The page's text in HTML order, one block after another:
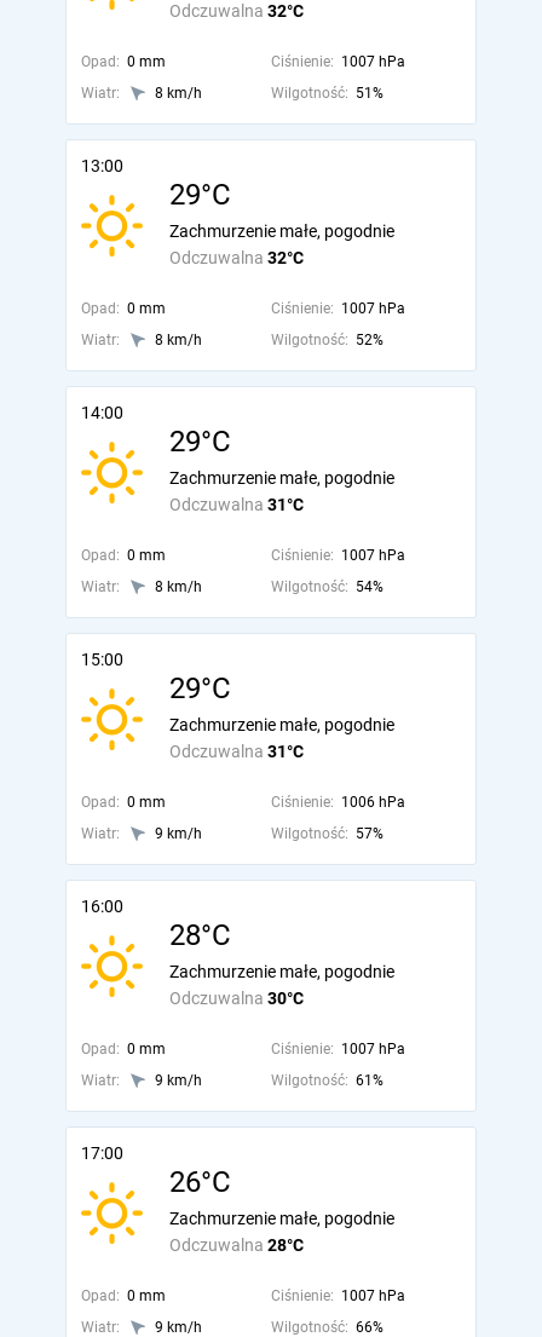
Odczuwalna 32°C
Opad: 0 mm Ciśnienie: 1007 hPa
Wiatr:
8 km/h Wilgotność: 51%
13:00
29°C
Odczuwalna 32°C
Zachmurzenie małe, pogodnie
Opad: 0 mm Ciśnienie: 1007 hPa
Wiatr:
8 km/h Wilgotność: 52%
14:00
29°C
Odczuwalna 31°C
Zachmurzenie małe, pogodnie
Opad: 0 mm Ciśnienie: 1007 hPa
Wiatr:
8 km/h Wilgotność: 54%
15:00
29°C
Odczuwalna 31°C
Zachmurzenie małe, pogodnie
Opad: 0 mm Ciśnienie: 1006 hPa
Wiatr:
9 km/h Wilgotność: 57%
16:00
28°C
Odczuwalna 30°C
Zachmurzenie małe, pogodnie
Opad: 0 mm Ciśnienie: 1007 hPa
Wiatr:
9 km/h Wilgotność: 61%
17:00
26°C
Odczuwalna 28°C
Zachmurzenie małe, pogodnie
Opad: 0 mm Ciśnienie: 1007 hPa
Wiatr:
9 km/h Wilgotność: 66%